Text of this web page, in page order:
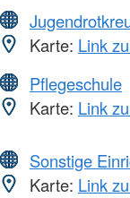
Karte: Link
Pflegeschule
Karte: Link
Sonstige
Karte: Link